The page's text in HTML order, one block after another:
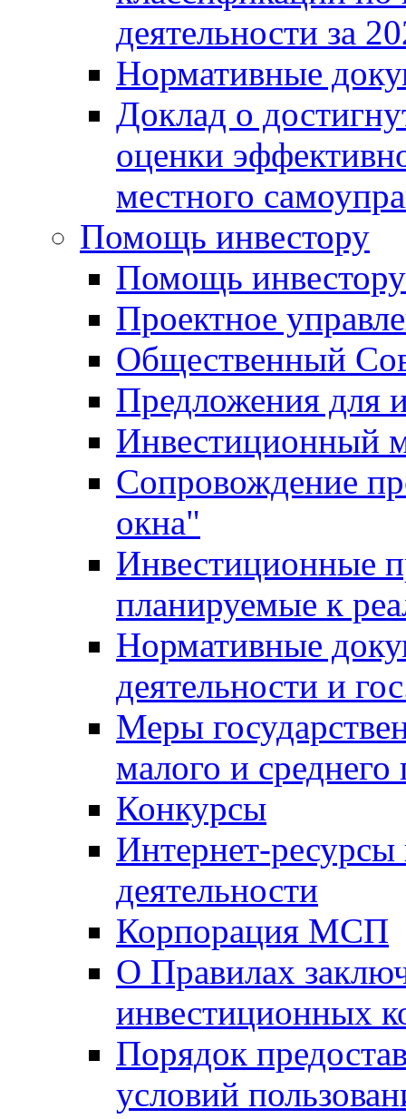
деятельности за
Нормативные
Доклад о
оценки
местного
Помощь инвестору
Помощь инвестору
Проектное
Общественный
Предложения для
Инвестиционный
Сопровождение
окна"
Инвестиционные
планируемые к
Нормативные
деятельности и
Меры
малого и среднего
Конкурсы
Интернет-
деятельности
Корпорация МСП
О Правилах
инвестиционных
Порядок
условий